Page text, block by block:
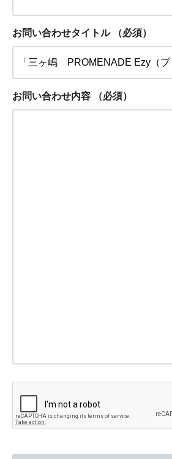
お問い合わせタイトル （必須）
お問い合わせ内容 （必須）